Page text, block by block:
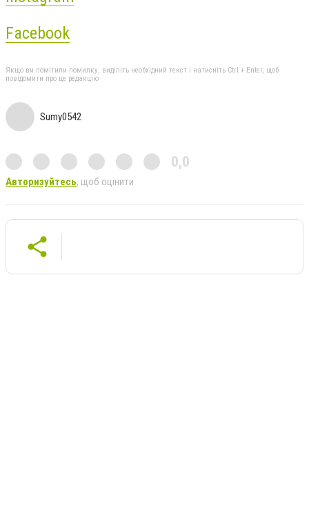
Facebook
Якщо ви помітили помилку, виділіть необхідний текст і натисніть Ctrl + Enter, щоб
повідомити про це редакцію
Sumy0542
0,0
Авторизуйтесь, щоб оцінити